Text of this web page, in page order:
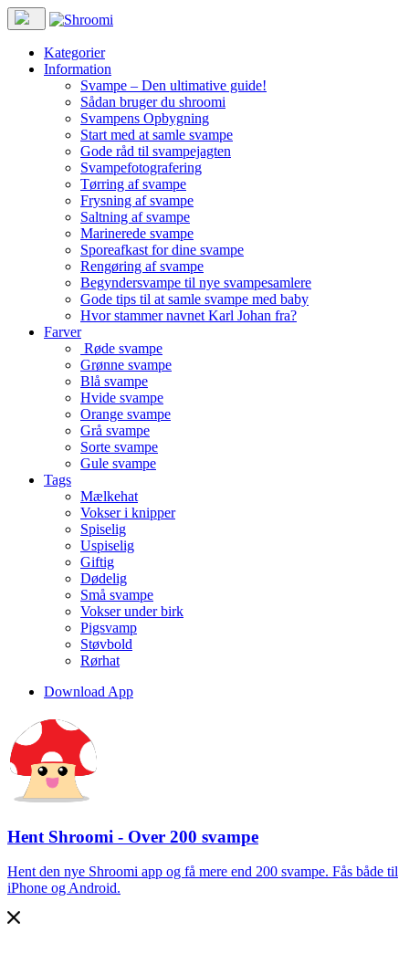
Kategorier
Information
Svampe – Den ultimative guide!
Sådan bruger du shroomi
Svampens Opbygning
Start med at samle svampe
Gode råd til svampejagten
Svampefotografering
Tørring af svampe
Frysning af svampe
Saltning af svampe
Marinerede svampe
Sporeafkast for dine svampe
Rengøring af svampe
Begyndersvampe til nye svampesamlere
Gode tips til at samle svampe med baby
Hvor stammer navnet Karl Johan fra?
Farver
Røde svampe
Grønne svampe
Blå svampe
Hvide svampe
Orange svampe
Grå svampe
Sorte svampe
Gule svampe
Tags
Mælkehat
Vokser i knipper
Spiselig
Uspiselig
Giftig
Dødelig
Små svampe
Vokser under birk
Pigsvamp
Støvbold
Rørhat
Download App
Hent Shroomi - Over 200 svampe
Hent den nye Shroomi app og få mere end 200 svampe. Fås både til
iPhone og Android.